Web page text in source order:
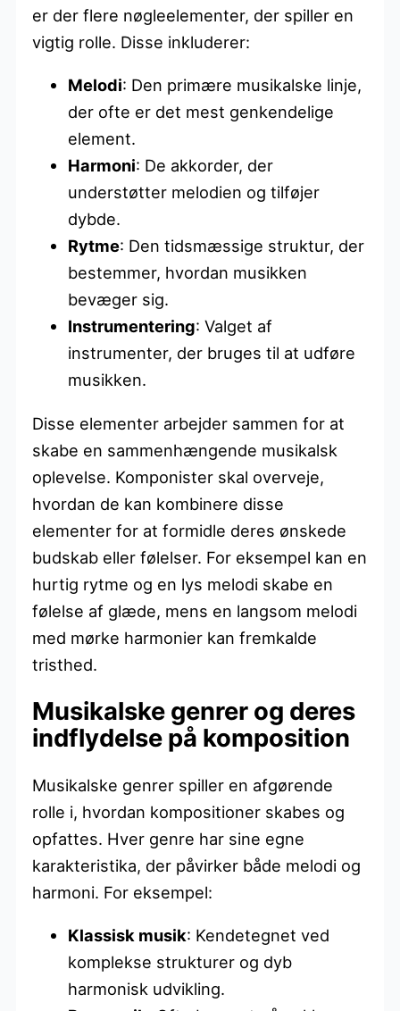
er der flere nøgleelementer, der spiller en
vigtig rolle. Disse inkluderer:
Melodi: Den primære musikalske linje,
der ofte er det mest genkendelige
element.
Harmoni: De akkorder, der
understøtter melodien og tilføjer
dybde.
Rytme: Den tidsmæssige struktur, der
bestemmer, hvordan musikken
bevæger sig.
Instrumentering: Valget af
instrumenter, der bruges til at udføre
musikken.
Disse elementer arbejder sammen for at
skabe en sammenhængende musikalsk
oplevelse. Komponister skal overveje,
hvordan de kan kombinere disse
elementer for at formidle deres ønskede
budskab eller følelser. For eksempel kan en
hurtig rytme og en lys melodi skabe en
følelse af glæde, mens en langsom melodi
med mørke harmonier kan fremkalde
tristhed.
Musikalske genrer og deres
indflydelse på komposition
Musikalske genrer spiller en afgørende
rolle i, hvordan kompositioner skabes og
opfattes. Hver genre har sine egne
karakteristika, der påvirker både melodi og
harmoni. For eksempel:
Klassisk musik: Kendetegnet ved
komplekse strukturer og dyb
harmonisk udvikling.